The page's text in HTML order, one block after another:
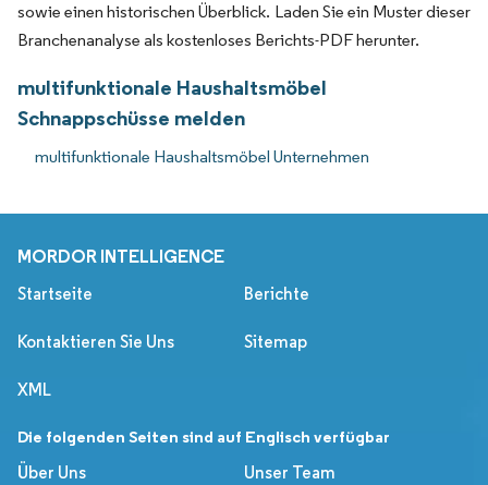
sowie einen historischen Überblick. Laden Sie ein Muster dieser
Branchenanalyse als kostenloses Berichts-PDF herunter.
multifunktionale Haushaltsmöbel
Schnappschüsse melden
multifunktionale Haushaltsmöbel Unternehmen
MORDOR INTELLIGENCE
Startseite Berichte
Kontaktieren Sie Uns Sitemap
XML
Die folgenden Seiten sind auf Englisch verfügbar
Über Uns
Unser Team